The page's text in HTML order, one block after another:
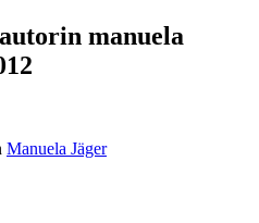
manuela
Manuela Jäger